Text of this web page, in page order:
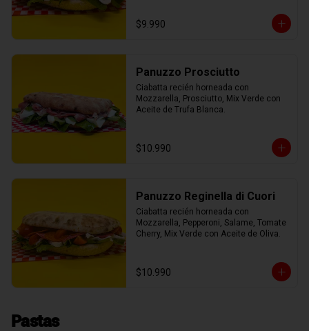
$9.990
Panuzzo Prosciutto
Ciabatta recién horneada con
Mozzarella, Prosciutto, Mix Verde con
Aceite de Trufa Blanca.
$10.990
Panuzzo Reginella di Cuori
Ciabatta recién horneada con
Mozzarella, Pepperoni, Salame, Tomate
Cherry, Mix Verde con Aceite de Oliva.
$10.990
Pastas